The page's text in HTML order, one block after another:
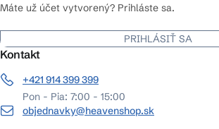
Máte už účet vytvorený? Prihláste sa.
PRIHLÁSIŤ SA
Kontakt
+421 914 399 399
Pon - Pia: 7:00 - 15:00
objednavky@heavenshop.sk